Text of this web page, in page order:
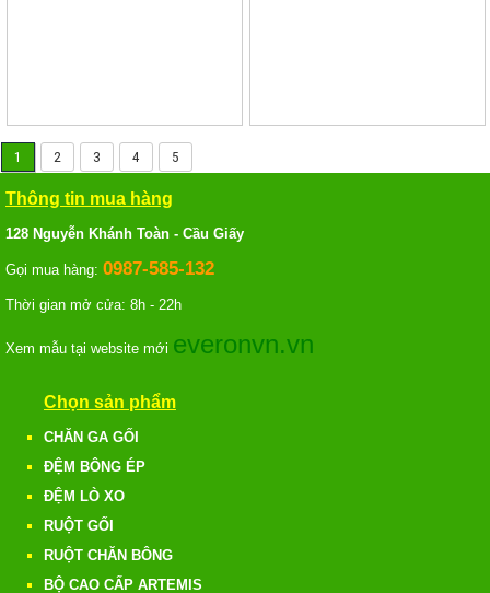
1 2 3 4 5
Thông tin mua hàng
128 Nguyễn Khánh Toàn - Cầu Giấy
Gọi mua hàng: 0987-585-132
Thời gian mở cửa: 8h - 22h
Xem mẫu tại website mới everonvn.vn
Chọn sản phẩm
CHĂN GA GỐI
ĐỆM BÔNG ÉP
ĐỆM LÒ XO
RUỘT GỐI
RUỘT CHĂN BÔNG
BỘ CAO CẤP ARTEMIS